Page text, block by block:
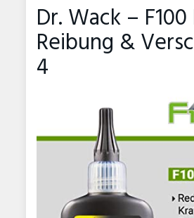
Dr. Wack –
Reibung &
4